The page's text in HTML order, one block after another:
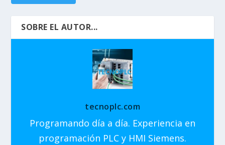
SOBRE EL AUTOR...
tecnoplc.com
Programando día a día. Experiencia en
programación PLC y HMI Siemens.